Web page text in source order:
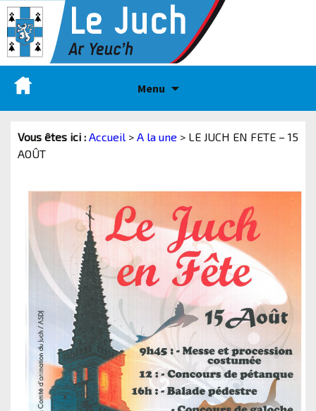
Menu
Vous êtes ici : Accueil > A la une > LE JUCH EN FETE – 15
AOÛT